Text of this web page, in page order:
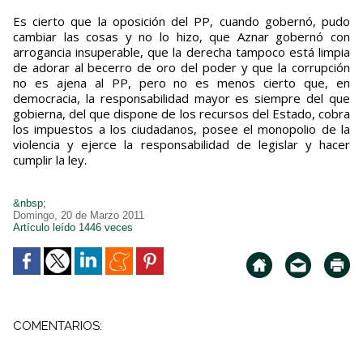
Es cierto que la oposición del PP, cuando gobernó, pudo
cambiar las cosas y no lo hizo, que Aznar gobernó con
arrogancia insuperable, que la derecha tampoco está limpia
de adorar al becerro de oro del poder y que la corrupción
no es ajena al PP, pero no es menos cierto que, en
democracia, la responsabilidad mayor es siempre del que
gobierna, del que dispone de los recursos del Estado, cobra
los impuestos a los ciudadanos, posee el monopolio de la
violencia y ejerce la responsabilidad de legislar y hacer
cumplir la ley.
&nbsp;
Domingo, 20 de Marzo 2011
Artículo leído 1446 veces
COMENTARIOS: